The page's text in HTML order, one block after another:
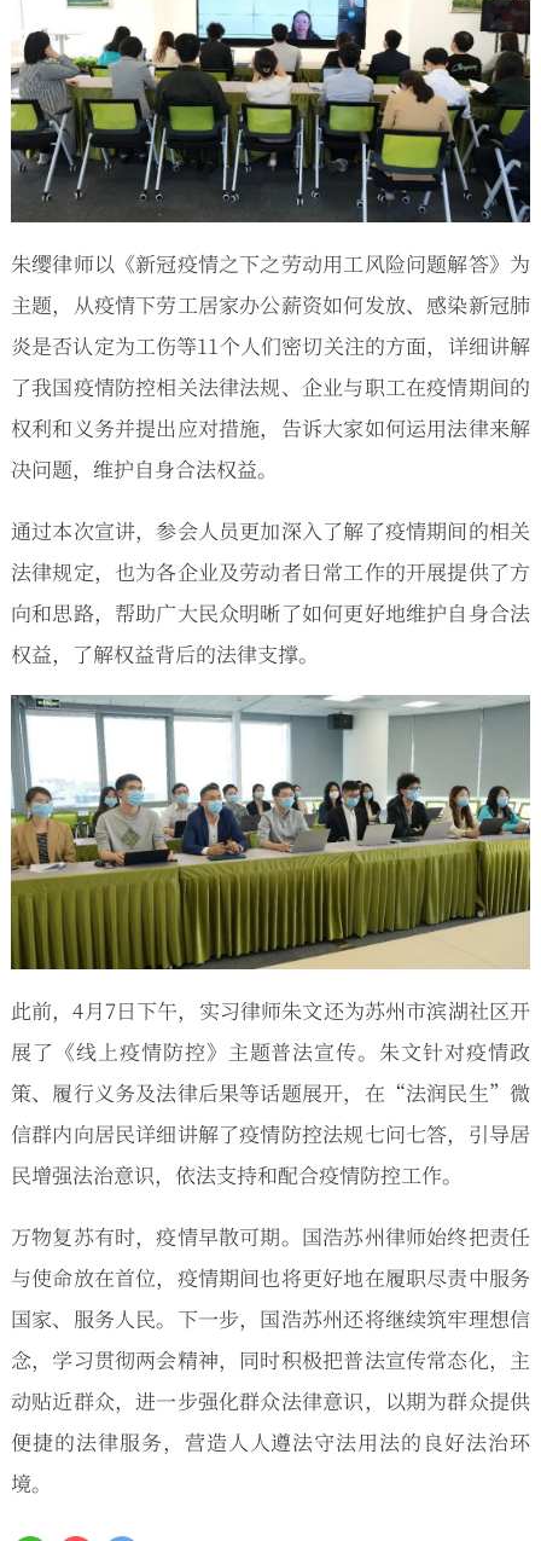
朱缨律师以《新冠疫情之下之劳动用工风险问题解答》为
主题，从疫情下劳工居家办公薪资如何发放、感染新冠肺
炎是否认定为工伤等11个人们密切关注的方面，详细讲解
了我国疫情防控相关法律法规、企业与职工在疫情期间的
权利和义务并提出应对措施，告诉大家如何运用法律来解
决问题，维护自身合法权益。
通过本次宣讲，参会人员更加深入了解了疫情期间的相关
法律规定，也为各企业及劳动者日常工作的开展提供了方
向和思路，帮助广大民众明晰了如何更好地维护自身合法
权益，了解权益背后的法律支撑。
此前，4月7日下午，实习律师朱文还为苏州市滨湖社区开
展了《线上疫情防控》主题普法宣传。朱文针对疫情政
策、履行义务及法律后果等话题展开，在“法润民生”微
信群内向居民详细讲解了疫情防控法规七问七答，引导居
民增强法治意识，依法支持和配合疫情防控工作。
万物复苏有时，疫情早散可期。国浩苏州律师始终把责任
与使命放在首位，疫情期间也将更好地在履职尽责中服务
国家、服务人民。下一步，国浩苏州还将继续筑牢理想信
念，学习贯彻两会精神，同时积极把普法宣传常态化，主
动贴近群众，进一步强化群众法律意识，以期为群众提供
便捷的法律服务，营造人人遵法守法用法的良好法治环
境。